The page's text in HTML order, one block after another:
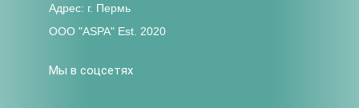
Адрес: г. Пермь
ООО "ASPA" Est. 2020
Мы в соцсетях